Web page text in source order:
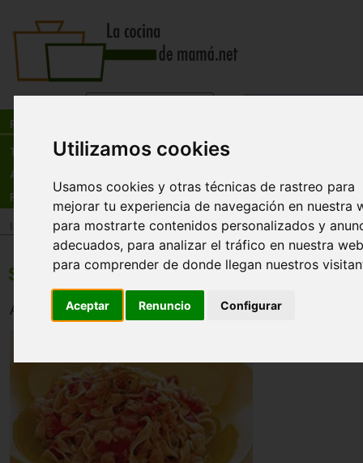
Utilizamos cookies
Usamos cookies y otras técnicas de rastreo para
mejorar tu experiencia de navegación en nuestra
para mostrarte contenidos personalizados y
adecuados, para analizar el tráfico en nuestra
para comprender de donde llegan nuestros
Aceptar Renuncio Configurar
Recetas
Tienda
Actualidad
Registro
Recetas>Pastas y arroces
Salsa con camarones para pasta
Aparte que es deliciosa, tuvo mucho éxito en una cena